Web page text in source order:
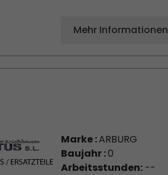
Mehr Informationen
Marke :ARBURG
Baujahr :0
Arbeitsstunden:--